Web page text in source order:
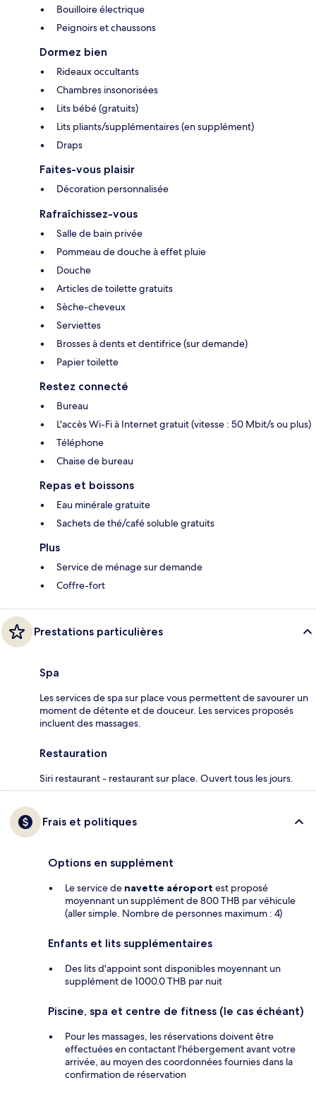
Bouilloire électrique
Peignoirs et chaussons
Dormez bien
Rideaux occultants
Chambres insonorisées
Lits bébé (gratuits)
Lits pliants/supplémentaires (en supplément)
Draps
Faites-vous plaisir
Décoration personnalisée
Rafraîchissez-vous
Salle de bain privée
Pommeau de douche à effet pluie
Douche
Articles de toilette gratuits
Sèche-cheveux
Serviettes
Brosses à dents et dentifrice (sur demande)
Papier toilette
Restez connecté
Bureau
L'accès Wi-Fi à Internet gratuit (vitesse : 50 Mbit/s ou plus)
Téléphone
Chaise de bureau
Repas et boissons
Eau minérale gratuite
Sachets de thé/café soluble gratuits
Plus
Service de ménage sur demande
Coffre-fort
Prestations particulières
Spa
Les services de spa sur place vous permettent de savourer un
moment de détente et de douceur. Les services proposés
incluent des massages.
Restauration
Siri restaurant - restaurant sur place. Ouvert tous les jours.
Frais et politiques
Options en supplément
Le service de navette aéroport est proposé
moyennant un supplément de 800 THB par véhicule
(aller simple. Nombre de personnes maximum : 4)
Enfants et lits supplémentaires
Des lits d'appoint sont disponibles moyennant un
supplément de 1000.0 THB par nuit
Piscine, spa et centre de fitness (le cas échéant)
Pour les massages, les réservations doivent être
effectuées en contactant l'hébergement avant votre
arrivée, au moyen des coordonnées fournies dans la
confirmation de réservation